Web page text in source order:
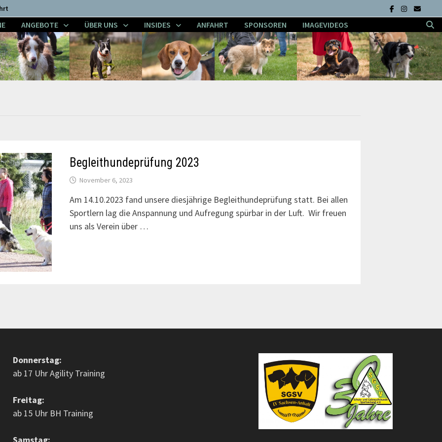
ANGEBOTE ÜBER UNS INSIDES ANFAHRT SPONSOREN IMAGEVIDEOS
Begleithundeprüfung 2023
November 6, 2023
Am 14.10.2023 fand unsere diesjährige Begleithundeprüfung statt. Bei allen
Sportlern lag die Anspannung und Aufregung spürbar in der Luft. Wir freuen
uns als Verein über …
Donnerstag:
ab 17 Uhr Agility Training
Freitag:
ab 15 Uhr BH Training